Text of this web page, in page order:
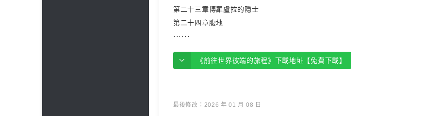
第二十三章博羅盧拉的隱士
第二十四章腹地
······
《前往世界彼端的旅程》下載地址【免費下載】
最後修改：2026 年 01 月 08 日